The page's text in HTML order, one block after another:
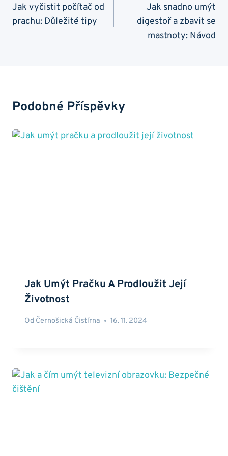
Pro
Příspěvek
Jak vyčistit počítač od
prachu: Důležité tipy
Jak snadno umýt
digestoř a zbavit se
mastnoty: Návod
Podobné Příspěvky
Jak Umýt Pračku A Prodloužit Její
Životnost
Od Černošická Čistírna 16. 11. 2024